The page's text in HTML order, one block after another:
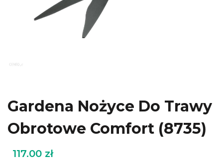
Gardena Nożyce Do Trawy
Obrotowe Comfort (8735)
117.00 zł